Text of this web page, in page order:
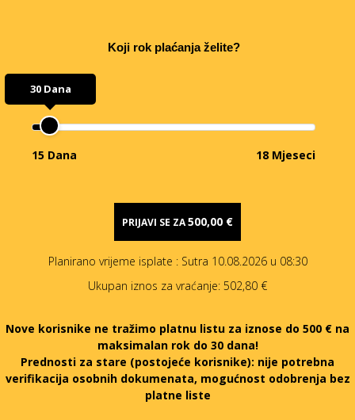
Koji rok plaćanja želite?
30 Dana
15 Dana 18 Mjeseci
PRIJAVI SE ZA500,00 €
Planirano vrijeme isplate : Sutra 10.08.2026 u 08:30
Ukupan iznos za vraćanje: 502,80 €
Nove korisnike ne tražimo platnu listu za iznose do 500 € na
maksimalan rok do 30 dana!
Prednosti za stare (postojeće korisnike): nije potrebna
verifikacija osobnih dokumenata, mogućnost odobrenja bez
platne liste